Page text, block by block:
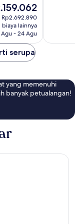
Rp2.692.890
lainnya
- 24 Agu
serupa
yang memenuhi
banyak petualangan!